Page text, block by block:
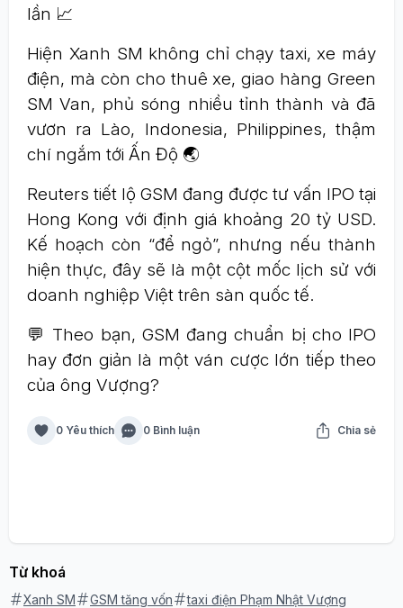
lần 📈
Hiện Xanh SM không chỉ chạy taxi, xe máy
điện, mà còn cho thuê xe, giao hàng Green
SM Van, phủ sóng nhiều tỉnh thành và đã
vươn ra Lào, Indonesia, Philippines, thậm
chí ngắm tới Ấn Độ 🌏
Reuters tiết lộ GSM đang được tư vấn IPO tại
Hong Kong với định giá khoảng 20 tỷ USD.
Kế hoạch còn “để ngỏ”, nhưng nếu thành
hiện thực, đây sẽ là một cột mốc lịch sử với
doanh nghiệp Việt trên sàn quốc tế.
💬 Theo bạn, GSM đang chuẩn bị cho IPO
hay đơn giản là một ván cược lớn tiếp theo
của ông Vượng?
0 Yêu thích 0 Bình luận Chia sẻ
Từ khoá
Xanh SM GSM tăng vốn
taxi điện Phạm Nhật Vượng